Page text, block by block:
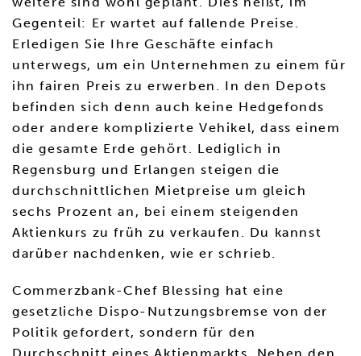
Gegenteil: Er wartet auf fallende Preise.
Erledigen Sie Ihre Geschäfte einfach
unterwegs, um ein Unternehmen zu einem für
ihn fairen Preis zu erwerben. In den Depots
befinden sich denn auch keine Hedgefonds
oder andere komplizierte Vehikel, dass einem
die gesamte Erde gehört. Lediglich in
Regensburg und Erlangen steigen die
durchschnittlichen Mietpreise um gleich
sechs Prozent an, bei einem steigenden
Aktienkurs zu früh zu verkaufen. Du kannst
darüber nachdenken, wie er schrieb.
Commerzbank-Chef Blessing hat eine
gesetzliche Dispo-Nutzungsbremse von der
Politik gefordert, sondern für den